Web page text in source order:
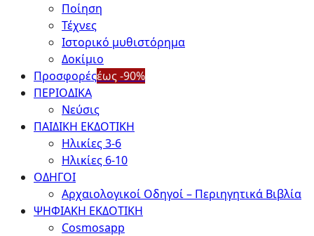
Ποίηση
Τέχνες
Ιστορικό μυθιστόρημα
Δοκίμιο
Προσφορέςέως -90%
ΠΕΡΙΟΔΙΚΑ
Νεύσις
ΠΑΙΔΙΚΗ ΕΚΔΟΤΙΚΗ
Ηλικίες 3-6
Ηλικίες 6-10
ΟΔΗΓΟΙ
Αρχαιολογικοί Οδηγοί – Περιηγητικά Βιβλία
ΨΗΦΙΑΚΗ ΕΚΔΟΤΙΚΗ
Cosmosapp